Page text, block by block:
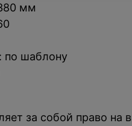
мм
по шаблону
за собой право